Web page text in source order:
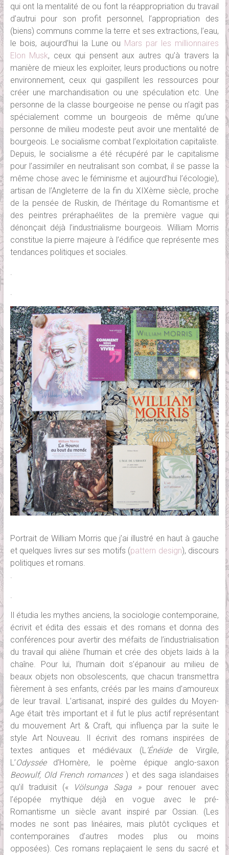
qui ont la mentalité de ou font la réappropriation du travail
d’autrui pour son profit personnel, l’appropriation des
(biens) communs comme la terre et ses extractions, l’eau,
le bois, aujourd’hui la Lune ou Mars par les millionnaires
Elon Musk, ceux qui pensent aux autres qu’à travers la
manière de mieux les exploiter, leurs productions ou notre
environnement, ceux qui gaspillent les ressources pour
créer une marchandisation ou une spéculation etc. Une
personne de la classe bourgeoise ne pense ou n’agit pas
spécialement comme un bourgeois de même qu’une
personne de milieu modeste peut avoir une mentalité de
bourgeois. Le socialisme combat l’exploitation capitaliste.
Depuis, le socialisme a été récupéré par le capitalisme
pour l’assimiler en neutralisant son combat, il se passe la
même chose avec le féminisme et aujourd’hui l’écologie),
artisan de l’Angleterre de la fin du XIXème siècle, proche
de la pensée de Ruskin, de l’héritage du Romantisme et
des peintres préraphaélites de la première vague qui
dénonçait déjà l’industrialisme bourgeois. William Morris
constitue la pierre majeure à l’édifice que représente mes
tendances politiques et sociales.
.
.
Portrait de William Morris que j’ai illustré en haut à gauche
et quelques livres sur ses motifs (pattern design), discours
politiques et romans.
Il étudia les mythes anciens, la sociologie contemporaine,
écrivit et édita des essais et des romans et donna des
conférences pour avertir des méfaits de l’industrialisation
du travail qui aliène l’humain et crée des objets laids à la
chaîne. Pour lui, l’humain doit s’épanouir au milieu de
beaux objets non obsolescents, que chacun transmettra
fièrement à ses enfants, créés par les mains d’amoureux
de leur travail. L’artisanat, inspiré des guildes du Moyen-
Age était très important et il fut le plus actif représentant
du mouvement Art & Craft, qui influença par la suite le
style Art Nouveau. Il écrivit des romans inspirées de
textes antiques et médiévaux (L ’Énéidede Virgile,
L’Odysséed’Homère, le poème épique anglo-saxon
Beowulf, Old French romances) et des saga islandaises
qu’il traduisit («
Völsunga Saga »pour renouer avec
l’épopée mythique déjà en vogue avec le pré-
Romantisme un siècle avant inspiré par Ossian. (Les
modes ne sont pas linéaires, mais plutôt cycliques et
contemporaines d’autres modes plus ou moins
opposées). Ces romans replaçaient le sens du sacré et